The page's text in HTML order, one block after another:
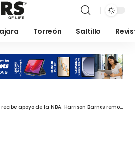
Torreón Saltillo
apoyo de la NBA: Harrison Barnes remodelará canchas en Mirasierra